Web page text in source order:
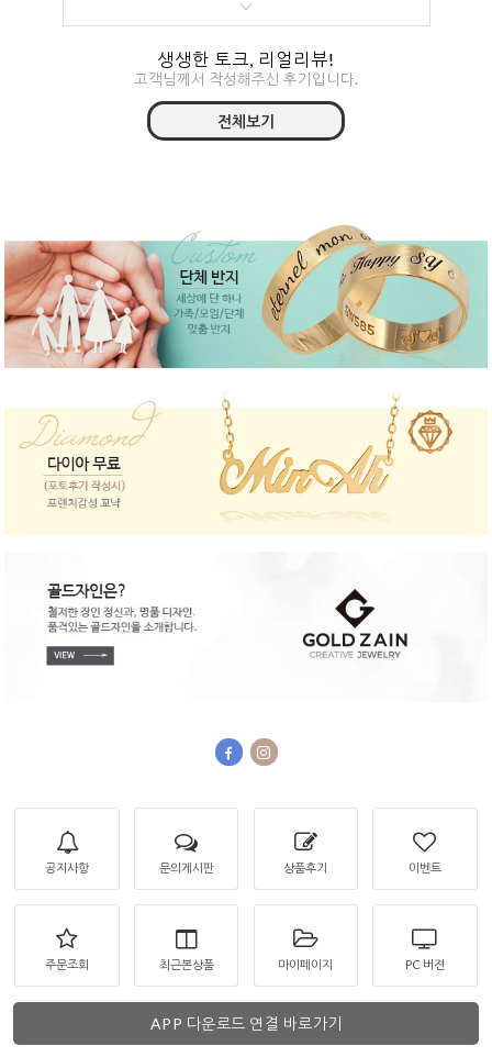
생생한 토크, 리얼리뷰!
고객님께서 작성해주신 후기입니다.
전체보기
공지사항 문의게시판 상품후기 이벤트
주문조회 최근본상품 마이페이지 PC 버젼
APP 다운로드 연결 바로가기